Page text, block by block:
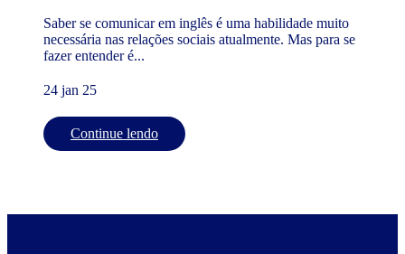
Saber se comunicar em inglês é uma habilidade muito
necessária nas relações sociais atualmente. Mas para se
fazer entender é...
24 jan 25
Continue lendo